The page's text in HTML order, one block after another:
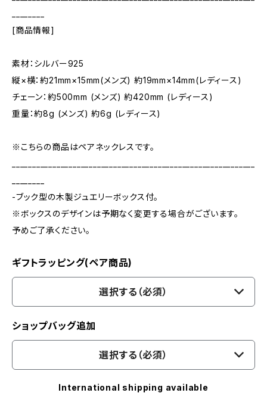
[商品情報]
素材：シルバー925
縦×横：約21mm×15mm(メンズ) 約19mm×14mm(レディース)
チェーン：約500mm (メンズ) 約420mm (レディース)
重量：約8g (メンズ) 約6g (レディース)
※こちらの商品はペアネックレスです。
-ブック型の木製ジュエリーボックス付。
※ボックスのデザインは予期なく変更する場合がございます。
予めご了承ください。
ギフトラッピング(ペア商品)
選択する（必須）
ショップバッグ追加
選択する（必須）
International shipping available